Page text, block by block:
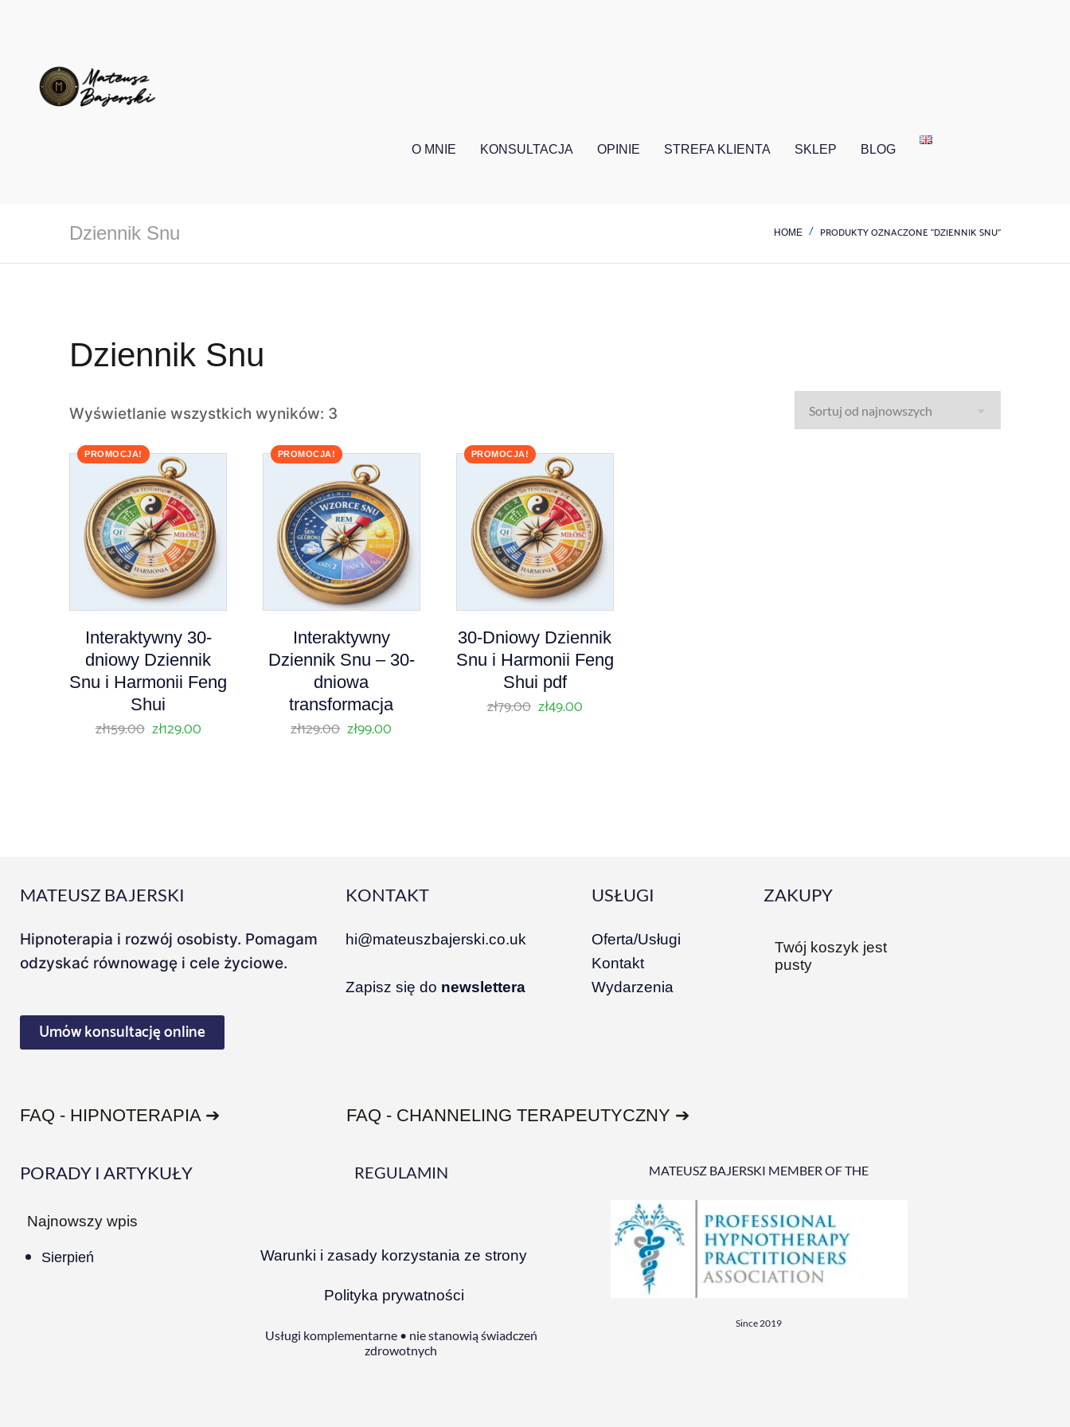
O MNIE KONSULTACJA OPINIE STREFA KLIENTA SKLEP BLOG
Dziennik Snu HOME PRODUKTY OZNACZONE “DZIENNIK SNU”
Dziennik Snu
Wyświetlanie wszystkich wyników: 3
PROMOCJA!
Interaktywny 30-
dniowy Dziennik
Snu i Harmonii Feng
Shui
zł159.00 zł129.00
PROMOCJA!
Interaktywny
Dziennik Snu – 30-
dniowa
transformacja
zł129.00 zł99.00
PROMOCJA!
30-Dniowy Dziennik
Snu i Harmonii Feng
Shui pdf
zł79.00 zł49.00
MATEUSZ BAJERSKI
Hipnoterapia i rozwój osobisty. Pomagam
odzyskać równowagę i cele życiowe.
Umów konsultację online
KONTAKT
hi@mateuszbajerski.co.uk
Zapisz się do newslettera
USŁUGI
Oferta/Usługi
Kontakt
Wydarzenia
ZAKUPY
Twój koszyk jest
pusty
FAQ - HIPNOTERAPIA ➔ FAQ - CHANNELING TERAPEUTYCZNY ➔
PORADY I ARTYKUŁY
Najnowszy wpis
Sierpień
REGULAMIN
Warunki i zasady korzystania ze strony
Polityka prywatności
Usługi komplementarne • nie stanowią świadczeń
zdrowotnych
MATEUSZ BAJERSKI MEMBER OF THE
Since 2019